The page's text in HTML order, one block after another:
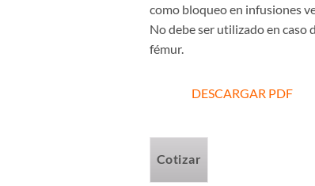
como bloqueo en infusiones
No debe ser utilizado en caso
fémur.
DESCARGAR PDF
Cotizar